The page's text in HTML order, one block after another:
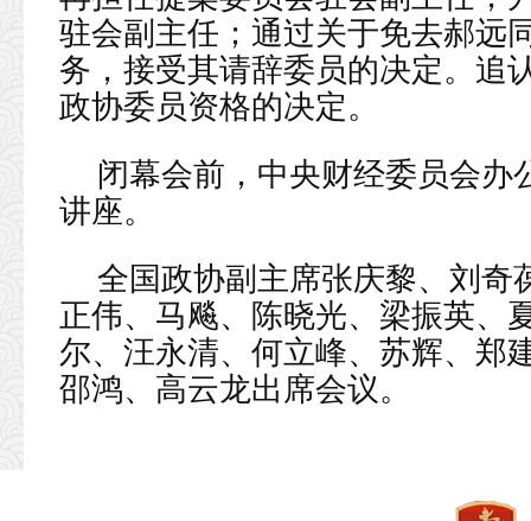
驻会副主任；通过关于免去郝远
务，接受其请辞委员的决定。追
政协委员资格的决定。
闭幕会前，中央财经委员会办
讲座。
全国政协副主席张庆黎、刘奇
正伟、马飚、陈晓光、梁振英、
尔、汪永清、何立峰、苏辉、郑
邵鸿、高云龙出席会议。